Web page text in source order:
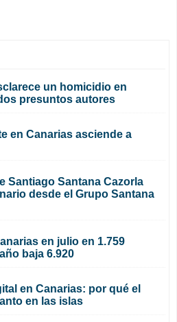
un homicidio en
presuntos autores
en Canarias asciende a
Santiago Santana Cazorla
desde el Grupo Santana
en julio en 1.759
baja 6.920
en Canarias: por qué el
en las islas